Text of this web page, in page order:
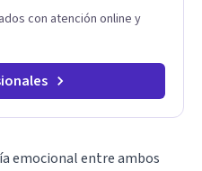
con atención online y
emocional entre ambos